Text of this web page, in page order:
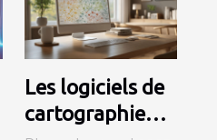
Les logiciels de
cartographie